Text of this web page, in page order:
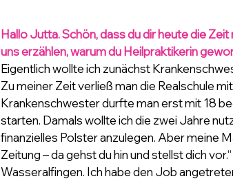
Hallo Jutta. Schön, dass du dir heute die
uns erzählen, warum du Heilpraktikerin
Eigentlich wollte ich zunächst
Zu meiner Zeit verließ man die Realschule
Krankenschwester durfte man erst mit 18
starten. Damals wollte ich die zwei Jahre
finanzielles Polster anzulegen. Aber meine
Zeitung – da gehst du hin und stellst dich
Wasseralfingen. Ich habe den Job